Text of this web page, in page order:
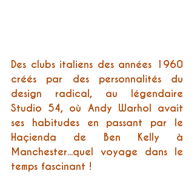
Des clubs italiens des années 1960
créés par des personnalités du
design radical, au légendaire
Studio 54, où Andy Warhol avait
ses habitudes en passant par le
Haçienda de Ben Kelly à
Manchester...quel voyage dans le
temps fascinant !